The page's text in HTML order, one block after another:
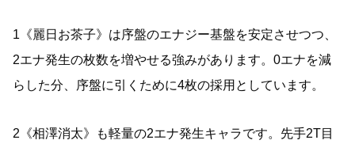
1《麗日お茶子》は序盤のエナジー基盤を安定させつつ、
2エナ発生の枚数を増やせる強みがあります。0エナを減
らした分、序盤に引くために4枚の採用としています。
2《相澤消太》も軽量の2エナ発生キャラです。先手2T目